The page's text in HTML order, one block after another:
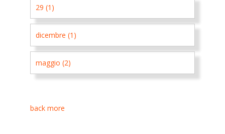
29 (1)
dicembre (1)
maggio (2)
back more